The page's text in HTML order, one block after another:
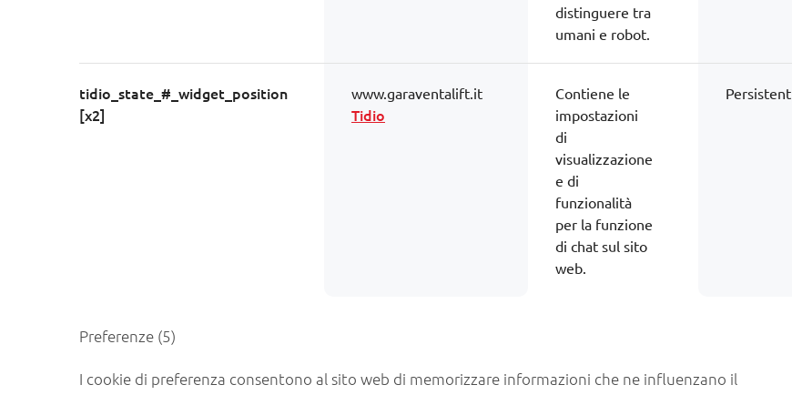
distinguere tra
umani e robot.
tidio_state_#_widget_position
[x2]
www.garaventalift.it
Tidio
Contiene le
impostazioni
di
visualizzazione
e di
funzionalità
per la funzione
di chat sul sito
web.
Persistent
Preferenze (5)
I cookie di preferenza consentono al sito web di memorizzare informazioni che ne influenzano il